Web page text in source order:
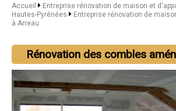
Accueil
Entreprise rénovation de maison et
Hautes-Pyrénées
Entreprise rénovation de
à Arreau
Rénovation des combles